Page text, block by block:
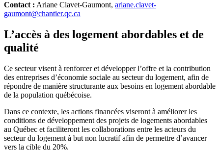
Contact : Ariane Clavet-Gaumont, ariane.clavet-
gaumont@chantier.qc.ca
L’accès à des logement abordables et de
qualité
Ce secteur visent à renforcer et développer l’offre et la contribution
des entreprises d’économie sociale au secteur du logement, afin de
répondre de manière structurante aux besoins en logement abordable
de la population québécoise.
Dans ce contexte, les actions financées viseront à améliorer les
conditions de développement des projets de logements abordables
au Québec et faciliteront les collaborations entre les acteurs du
secteur du logement à but non lucratif afin de permettre d’avancer
vers la cible du 20%.